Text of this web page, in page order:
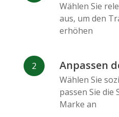
Wählen Sie
aus, um den
erhöhen
Anpassen
Wählen Sie
passen Sie die
Marke an